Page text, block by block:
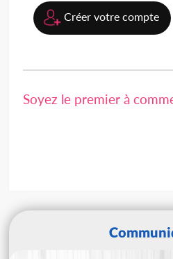
Créer votre compte
Soyez le premier à